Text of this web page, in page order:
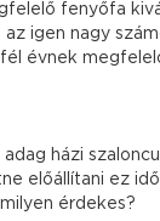
fenyőfa
igen nagy
évnek
házi
előállítani ez
érdekes?